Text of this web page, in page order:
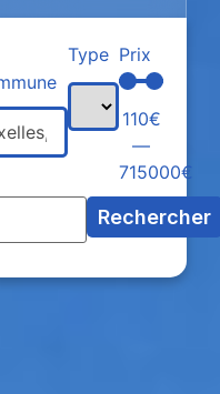
Prix
110€
—
715000€
Type
Rechercher